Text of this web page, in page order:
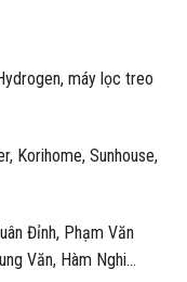
máy lọc treo
Korihome, Sunhouse,
Đỉnh, Phạm Văn
Văn, Hàm Nghi…